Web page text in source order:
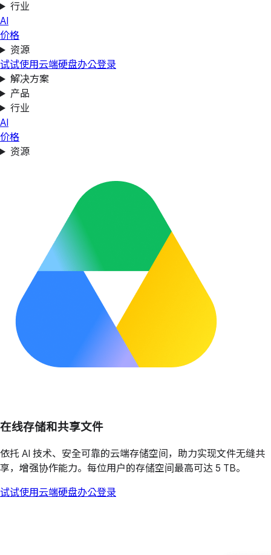
行业
AI
价格
资源
试试使用云端硬盘办公登录
解决方案
产品
行业
AI
价格
资源
在线存储和共享文件
依托 AI 技术、安全可靠的云端存储空间，助力实现文件无缝共
享，增强协作能力。每位用户的存储空间最高可达 5 TB。
试试使用云端硬盘办公登录